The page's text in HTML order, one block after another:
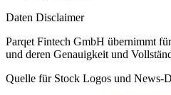
Daten Disclaimer
Parqet Fintech GmbH übernimmt
und deren Genauigkeit und
Quelle für Stock Logos und News-